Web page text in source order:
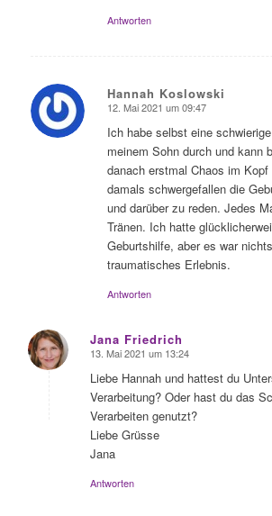
Antworten
Hannah Koslowski
sagte:
12. Mai 2021 um 09:47
Ich habe selbst eine
meinem Sohn durch und kann
danach erstmal Chaos im
damals schwergefallen die
und darüber zu reden. Jedes
Tränen. Ich hatte
Geburtshilfe, aber es war
traumatisches Erlebnis.
Antworten
Jana Friedrich
sagte:
13. Mai 2021 um 13:24
Liebe Hannah und hattest du
Verarbeitung? Oder hast du das
Verarbeiten genutzt?
Liebe Grüsse
Jana
Antworten